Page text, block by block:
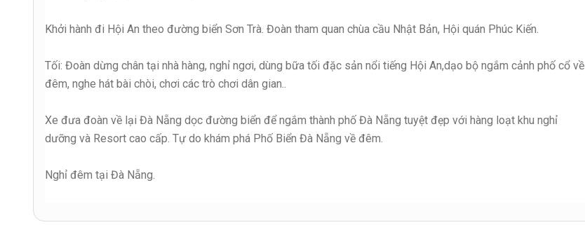
Khởi hành đi Hội An theo đường biển Sơn Trà. Đoàn tham quan chùa cầu Nhật Bản, Hội quán Phúc Kiến.
Tối: Đoàn dừng chân tại nhà hàng, nghỉ ngơi, dùng bữa tối đặc sản nổi tiếng Hội An,dạo bộ ngắm cảnh phố cổ về
đêm, nghe hát bài chòi, chơi các trò chơi dân gian..
Xe đưa đoàn về lại Đà Nẵng dọc đường biển để ngắm thành phố Đà Nẵng tuyệt đẹp với hàng loạt khu nghỉ
dưỡng và Resort cao cấp. Tự do khám phá Phố Biển Đà Nẵng về đêm.
Nghỉ đêm tại Đà Nẵng.